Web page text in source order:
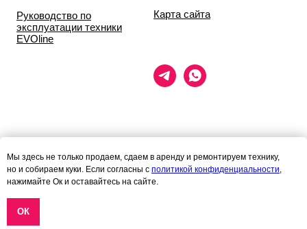
Руководство по
эксплуатации техники
EVOline
Карта сайта
при каких условиях
информационные материалы и цены, размещённые на сайте, не
определяемой положениями статей 435 и 437 гражданского кодекса
Мы здесь не только продаем, сдаем в аренду и ремонтируем технику,
но и собираем куки. Если согласны с политикой конфиденциальности,
нажимайте Ок и оставайтесь на сайте.
ОК